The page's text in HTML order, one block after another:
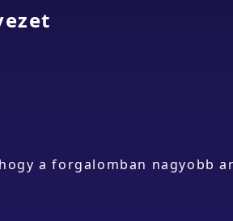
a forgalomban nagyobb